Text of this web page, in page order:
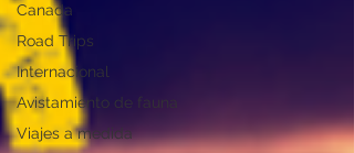
Canada
Road Trips
Internacional
Avistamiento de fauna
Viajes a medida